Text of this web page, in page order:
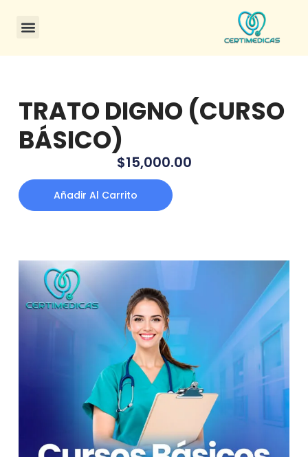
TRATO DIGNO (CURSO
BÁSICO)
$15,000.00
Añadir Al Carrito